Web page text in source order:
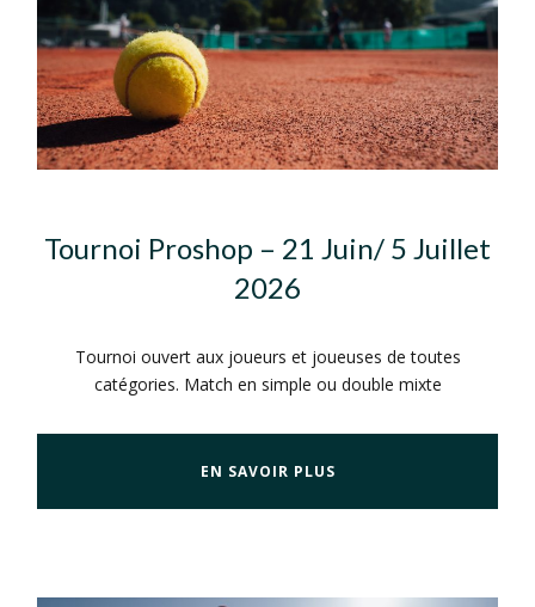
Tournoi Proshop – 21 Juin/ 5 Juillet
2026
Tournoi ouvert aux joueurs et joueuses de toutes
catégories. Match en simple ou double mixte
EN SAVOIR PLUS